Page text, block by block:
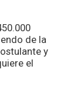
de la
y
el